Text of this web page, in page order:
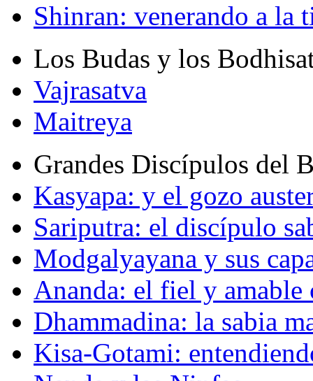
Shinran: venerando a la
Los Budas y los
Vajrasatva
Maitreya
Grandes Discípulos del
Kasyapa: y el gozo
Sariputra: el discípulo
Modgalyayana y sus
Ananda: el fiel y amable
Dhammadina: la sabia
Kisa-Gotami: